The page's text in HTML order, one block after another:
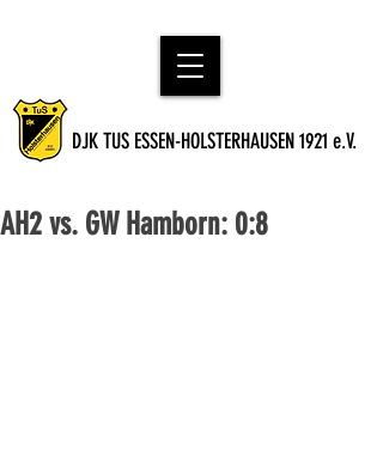
DJK TUS ESSEN-HOLSTERHAUSEN 1921 e.V.
AH2 vs. GW Hamborn: 0:8